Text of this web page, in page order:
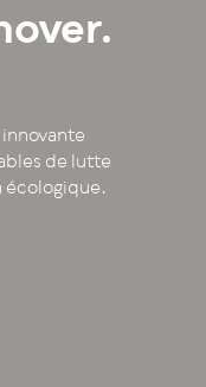
de lutte
écologique.